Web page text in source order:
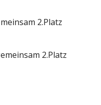
2.Platz
2.Platz